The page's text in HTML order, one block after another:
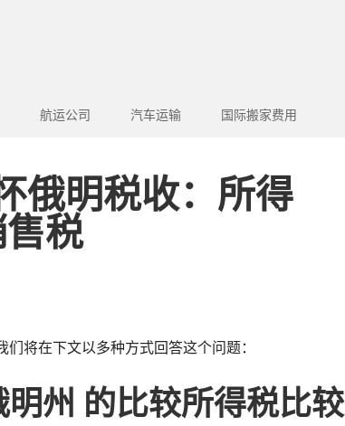
航运公司 汽车运输 国际搬家费用
俄明税收：所得
税
们将在下文以多种方式回答这个问题：
州 的比较所得税比较